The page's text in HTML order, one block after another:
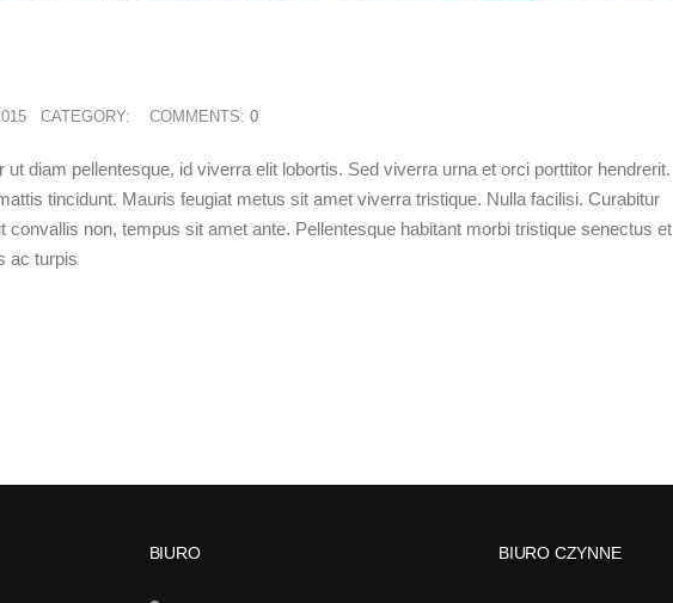
CATEGORY: COMMENTS: 0
ut diam pellentesque, id viverra elit lobortis. Sed viverra urna et orci porttitor hendrerit.
tincidunt. Mauris feugiat metus sit amet viverra tristique. Nulla facilisi. Curabitur
convallis non, tempus sit amet ante. Pellentesque habitant morbi tristique senectus et
ac turpis
BIURO BIURO CZYNNE